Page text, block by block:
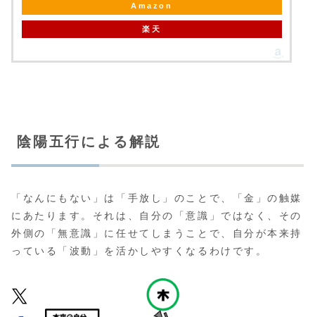
Amazon
楽天
陰陽五行による解説
「なんにもない」は「手放し」のことで、「金」の触媒
にあたります。それは、自分の「意識」ではなく、その
外側の「無意識」に任せてしまうことで、自分が本来持
っている「波動」を活かしやすくなるわけです。